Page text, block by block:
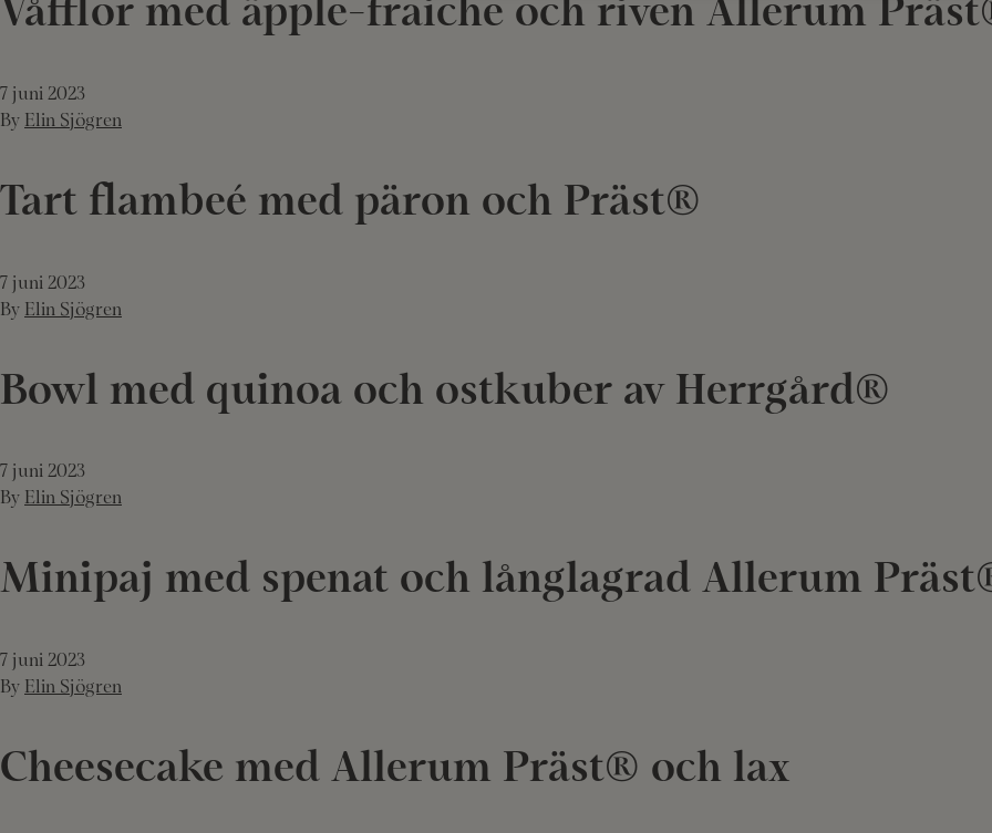
Våfflor med äpple-fraiche och riven Allerum
7 juni 2023
By Elin Sjögren
Tart flambeé med päron och Präst®
7 juni 2023
By Elin Sjögren
Bowl med quinoa och ostkuber av Herrgård®
7 juni 2023
By Elin Sjögren
Minipaj med spenat och långlagrad Allerum
7 juni 2023
By Elin Sjögren
Cheesecake med Allerum Präst® och lax